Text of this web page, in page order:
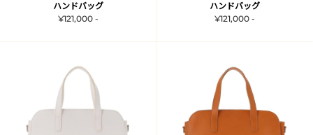
ハンドバッグ
¥121,000 -
ハンドバッグ
¥121,000 -